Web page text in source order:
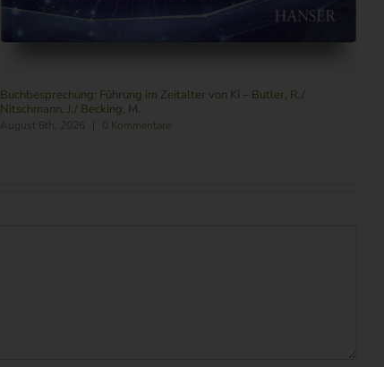
Buchbesprechung: Führung im Zeitalter von KI – Butler, R./
Nitschmann, J./ Becking, M.
August 6th, 2026 0 Kommentare